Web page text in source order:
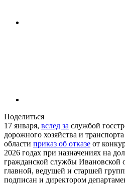
Поделиться
17 января, вслед за службой
дорожного хозяйства и
области приказ об отказе от
2026 годах при назначениях на
гражданской службы Ивановской
главной, ведущей и старшей
подписан и директором